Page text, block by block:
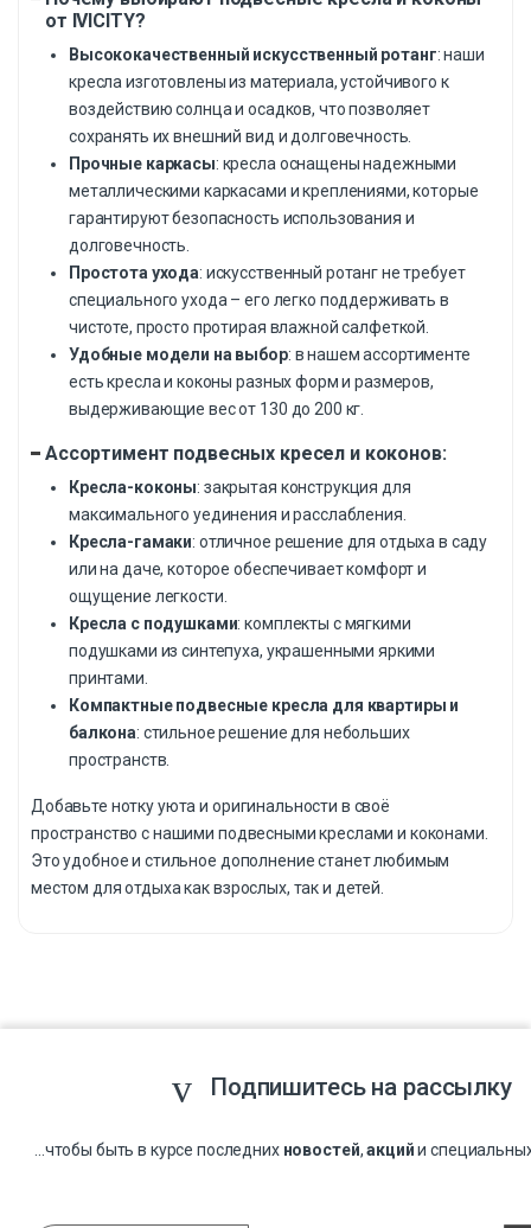
от IVICITY?
Высококачественный искусственный ротанг: наши
кресла изготовлены из материала, устойчивого к
воздействию солнца и осадков, что позволяет
сохранять их внешний вид и долговечность.
Прочные каркасы: кресла оснащены надежными
металлическими каркасами и креплениями, которые
гарантируют безопасность использования и
долговечность.
Простота ухода: искусственный ротанг не требует
специального ухода – его легко поддерживать в
чистоте, просто протирая влажной салфеткой.
Удобные модели на выбор: в нашем ассортименте
есть кресла и коконы разных форм и размеров,
выдерживающие вес от 130 до 200 кг.
Ассортимент подвесных кресел и коконов:
Кресла-коконы: закрытая конструкция для
максимального уединения и расслабления.
Кресла-гамаки: отличное решение для отдыха в саду
или на даче, которое обеспечивает комфорт и
ощущение легкости.
Кресла с подушками: комплекты с мягкими
подушками из синтепуха, украшенными яркими
принтами.
Компактные подвесные кресла для квартиры и
балкона: стильное решение для небольших
пространств.
Добавьте нотку уюта и оригинальности в своё
пространство с нашими подвесными креслами и коконами.
Это удобное и стильное дополнение станет любимым
местом для отдыха как взрослых, так и детей.
Подпишитесь на рассылку
...чтобы быть в курсе последних новостей,акцийи